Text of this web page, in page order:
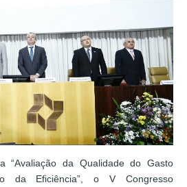
“Avaliação da Qualidade do Gasto
da Eficiência”, o V Congresso